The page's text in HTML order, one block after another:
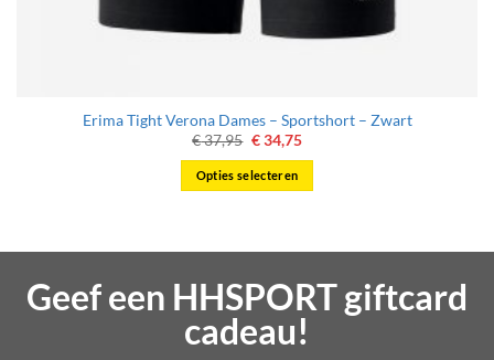
Erima Tight Verona Dames – Sportshort – Zwart
€37,95 Oorspronkelijke
was:
€ 37,95.
€34,75Huidige
Opties selecteren
variaties.
optie
Geef een HHSPORT giftcard
cadeau!